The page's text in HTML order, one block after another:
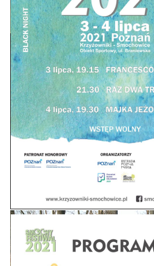
Ścieżka pieszo-rowerowa
ul. Dąbrowskiego